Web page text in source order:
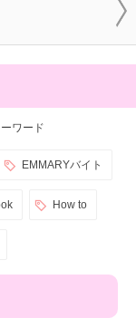
ワード
EMMARYバイト
How to